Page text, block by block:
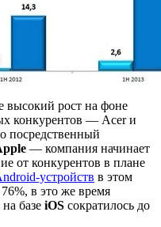
высокий рост на фоне
конкурентов — Acer и
посредственный
— компания начинает
от конкурентов в плане
устройств в этом
в это же время
базе iOS сократилось до